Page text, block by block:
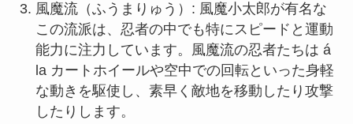
風魔流（ふうまりゅう）: 風魔小太郎が有名な
この流派は、忍者の中でも特にスピードと運動
能力に注力しています。風魔流の忍者たちは á
la カートホイールや空中での回転といった身軽
な動きを駆使し、素早く敵地を移動したり攻撃
したりします。